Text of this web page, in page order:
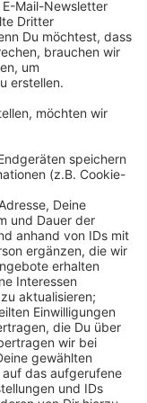
ist das
Trainer
Auftritt seiner